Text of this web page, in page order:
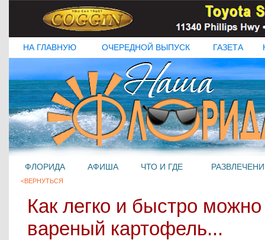
НА ГЛАВНУЮ ОЧЕРЕДНОЙ ВЫПУСК ГАЗЕТА
ФЛОРИДА АФИША ЧТО И ГДЕ
<ВЕРНУТЬСЯ
Как легко и быстро можно
вареный картофель...